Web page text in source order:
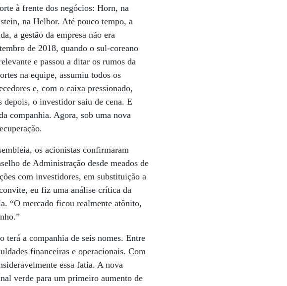
à frente dos negócios: Horn, na
na Helbor. Até pouco tempo, a
a gestão da empresa não era
de 2018, quando o sul-coreano
e passou a ditar os rumos da
na equipe, assumiu todos os
e, com o caixa pressionado,
depois, o investidor saiu de cena. E
companhia. Agora, sob uma nova
os acionistas confirmaram
de Administração desde meados de
com investidores, em substituição a
eu fiz uma análise crítica da
“O mercado ficou realmente atônito,
terá a companhia de seis nomes. Entre
financeiras e operacionais. Com
essa fatia. A nova
verde para um primeiro aumento de